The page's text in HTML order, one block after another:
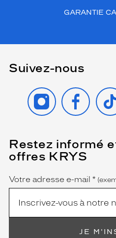
GARANTIE
Suivez-nous
INSTAGRAMFACEBOOK
Restez informé
offres KRYS
Name
Votre adresse e-mail *
(Ce
champ
est
JE